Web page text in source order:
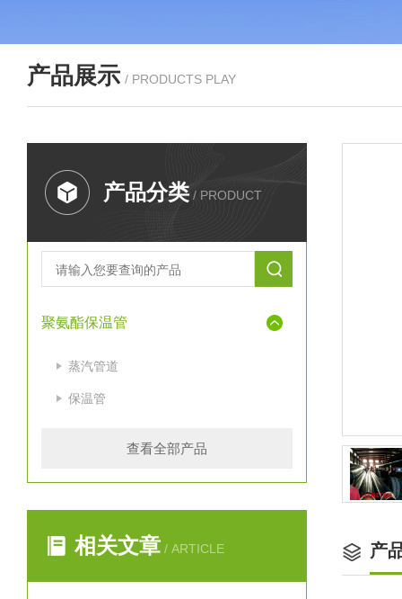
产品展示 / PRODUCTS PLAY
产品分类 / PRODUCT
聚氨酯保温管
蒸汽管道
保温管
查看全部产品
相关文章 / ARTICLE 产